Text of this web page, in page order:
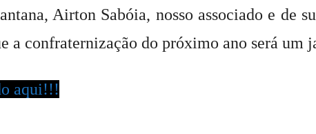
Airton Sabóia, nosso associado e de
a confraternização do próximo ano será um
aqui!!!